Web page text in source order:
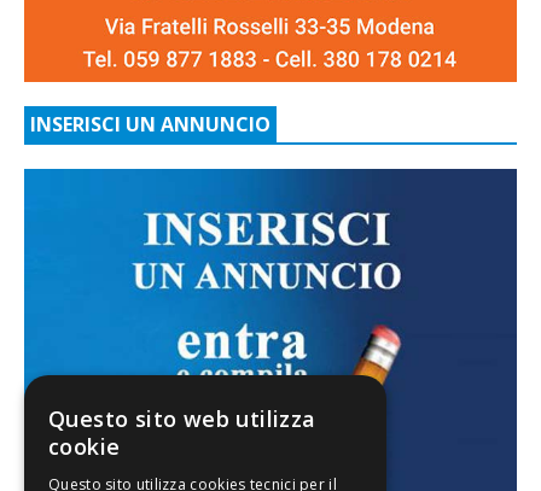
INSERISCI UN ANNUNCIO
Questo sito web utilizza
cookie